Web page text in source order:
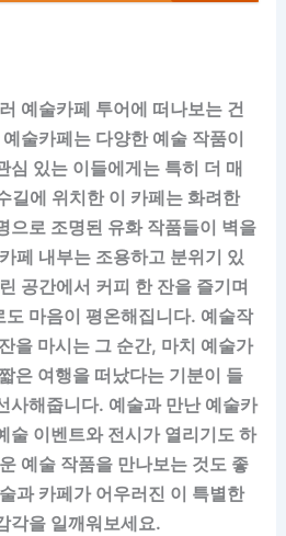
예술카페 투어에 떠나보는 건
술카페는 다양한 예술 작품이
심 있는 이들에게는 특히 더 매
길에 위치한 이 카페는 화려한
으로 조명된 유화 작품들이 벽을
페 내부는 조용하고 분위기 있
공간에서 커피 한 잔을 즐기며
마음이 평온해집니다. 예술작
을 마시는 그 순간, 마치 예술가
은 여행을 떠났다는 기분이 들
사해줍니다. 예술과 만난 예술카
술 이벤트와 전시가 열리기도 하
예술 작품을 만나보는 것도 좋
과 카페가 어우러진 이 특별한
각을 일깨워보세요.